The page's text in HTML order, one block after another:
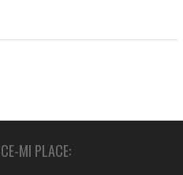
CE-MI PLACE: